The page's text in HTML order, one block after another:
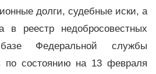
долги, судебные иски, а
в реестр недобросовестных
Федеральной службы
по состоянию на 13 февраля